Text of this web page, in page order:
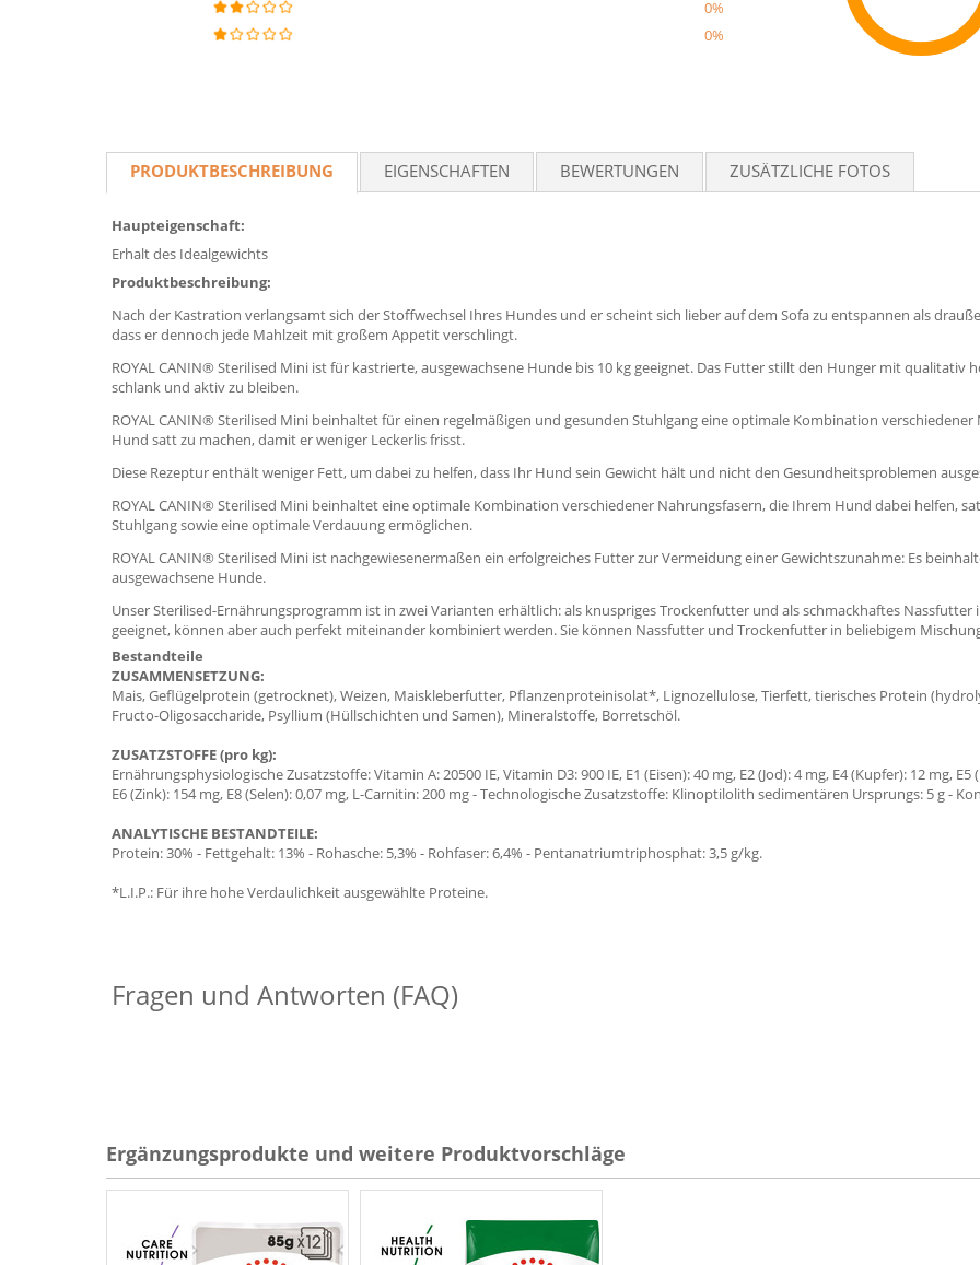
0%
0%
PRODUKTBESCHREIBUNG EIGENSCHAFTEN BEWERTUNGEN ZUSÄTZLICHE FOTOS
Haupteigenschaft:
Erhalt des Idealgewichts
Produktbeschreibung:
Nach der Kastration verlangsamt sich der Stoffwechsel Ihres Hundes und er scheint sich lieber auf dem Sofa zu entspannen als
dass er dennoch jede Mahlzeit mit großem Appetit verschlingt.
ROYAL CANIN® Sterilised Mini ist für kastrierte, ausgewachsene Hunde bis 10 kg geeignet. Das Futter stillt den Hunger mit
schlank und aktiv zu bleiben.
ROYAL CANIN® Sterilised Mini beinhaltet für einen regelmäßigen und gesunden Stuhlgang eine optimale Kombination
Hund satt zu machen, damit er weniger Leckerlis frisst.
Diese Rezeptur enthält weniger Fett, um dabei zu helfen, dass Ihr Hund sein Gewicht hält und nicht den Gesundheitsproblemen
ROYAL CANIN® Sterilised Mini beinhaltet eine optimale Kombination verschiedener Nahrungsfasern, die Ihrem Hund dabei helfen,
Stuhlgang sowie eine optimale Verdauung ermöglichen.
ROYAL CANIN® Sterilised Mini ist nachgewiesenermaßen ein erfolgreiches Futter zur Vermeidung einer Gewichtszunahme: Es
ausgewachsene Hunde.
Unser Sterilised-Ernährungsprogramm ist in zwei Varianten erhältlich: als knuspriges Trockenfutter und als schmackhaftes
geeignet, können aber auch perfekt miteinander kombiniert werden. Sie können Nassfutter und Trockenfutter in beliebigem
Bestandteile
ZUSAMMENSETZUNG:
Mais, Geflügelprotein (getrocknet), Weizen, Maiskleberfutter, Pflanzenproteinisolat*, Lignozellulose, Tierfett, tierisches Protein
Fructo-Oligosaccharide, Psyllium (Hüllschichten und Samen), Mineralstoffe, Borretschöl.
ZUSATZSTOFFE (pro kg):
Ernährungsphysiologische Zusatzstoffe: Vitamin A: 20500 IE, Vitamin D3: 900 IE, E1 (Eisen): 40 mg, E2 (Jod): 4 mg, E4 (Kupfer): 12 mg, E5
E6 (Zink): 154 mg, E8 (Selen): 0,07 mg, L-Carnitin: 200 mg - Technologische Zusatzstoffe: Klinoptilolith sedimentären Ursprungs: 5 g -
ANALYTISCHE BESTANDTEILE:
Protein: 30% - Fettgehalt: 13% - Rohasche: 5,3% - Rohfaser: 6,4% - Pentanatriumtriphosphat: 3,5 g/kg.
*L.I.P.: Für ihre hohe Verdaulichkeit ausgewählte Proteine.
Fragen und Antworten (FAQ)
Ergänzungsprodukte und weitere Produktvorschläge